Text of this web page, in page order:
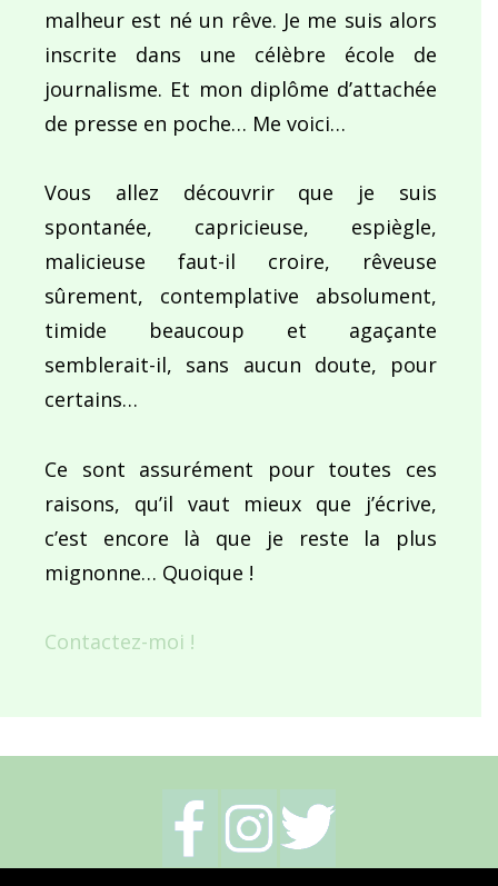
malheur est né un rêve. Je me suis alors
inscrite dans une célèbre école de
journalisme. Et mon diplôme d’attachée
de presse en poche… Me voici…
Vous allez découvrir que je suis
spontanée, capricieuse, espiègle,
malicieuse faut-il croire, rêveuse
sûrement, contemplative absolument,
timide beaucoup et agaçante
semblerait-il, sans aucun doute, pour
certains…
Ce sont assurément pour toutes ces
raisons, qu’il vaut mieux que j’écrive,
c’est encore là que je reste la plus
mignonne… Quoique !
Contactez-moi !